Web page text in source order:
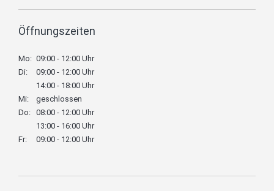
Öffnungszeiten
Mo: 09:00 - 12:00 Uhr
Di:
09:00 - 12:00 Uhr
14:00 - 18:00 Uhr
Mi:
geschlossen
Do: 08:00 - 12:00 Uhr
13:00 - 16:00 Uhr
Fr:
09:00 - 12:00 Uhr